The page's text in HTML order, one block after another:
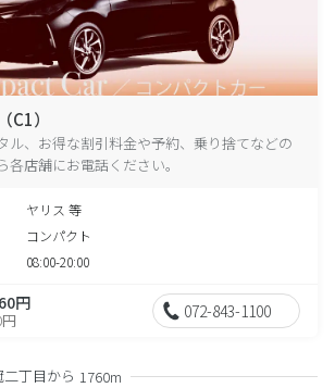
C1）
ル、お得な割引料金や予約、乗り捨てなどの
店舗にお電話ください。
ヤリス 等
コンパクト
08:00-20:00
円 072-843-1100
丁目から 1760m